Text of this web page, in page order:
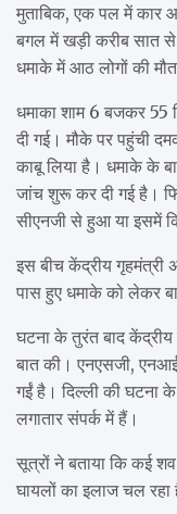
मुताबिक, एक पल में कार
बगल में खड़ी करीब सात से
धमाके में आठ लोगों की
धमाका शाम 6 बजकर 55
दी गई। मौके पर पहुंची
काबू लिया है। धमाके के
जांच शुरू कर दी गई है।
सीएनजी से हुआ या इसमें
इस बीच केंद्रीय
पास हुए धमाके को लेकर
घटना के तुरंत बाद
बात की। एनएसजी,
गईं है। दिल्ली की घटना
लगातार संपर्क में हैं।
सूत्रों ने बताया कि कई
घायलों का इलाज चल रहा